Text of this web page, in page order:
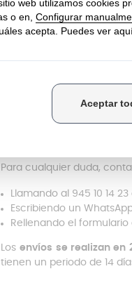
Se presenta en un
naturalescomo la grasa
del producto. Esnecesario
Para cualquier duda,
Llamando al 945 10 14
Escribiendo un
Rellenando el formulario
Losenvíos se realizan en
tienen un periodo de 14